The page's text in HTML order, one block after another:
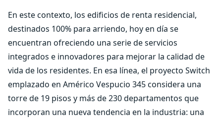
En este contexto, los edificios de renta residencial,
destinados 100% para arriendo, hoy en día se
encuentran ofreciendo una serie de servicios
integrados e innovadores para mejorar la calidad de
vida de los residentes. En esa línea, el proyecto Switch
emplazado en Américo Vespucio 345 considera una
torre de 19 pisos y más de 230 departamentos que
incorporan una nueva tendencia en la industria: una